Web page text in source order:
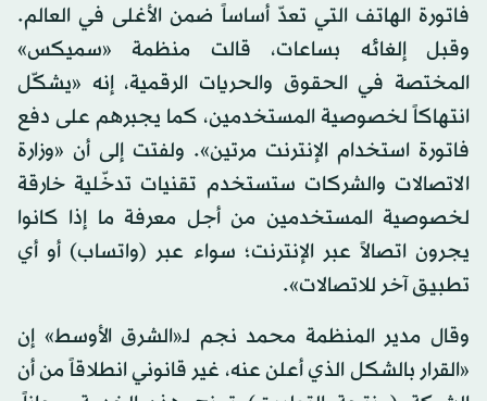
فاتورة الهاتف التي تعدّ أساساً ضمن الأغلى في العالم.
وقبل إلغائه بساعات، قالت منظمة «سميكس»
المختصة في الحقوق والحريات الرقمية، إنه «يشكّل
انتهاكاً لخصوصية المستخدمين، كما يجبرهم على دفع
فاتورة استخدام الإنترنت مرتين». ولفتت إلى أن «وزارة
الاتصالات والشركات ستستخدم تقنيات تدخّلية خارقة
لخصوصية المستخدمين من أجل معرفة ما إذا كانوا
يجرون اتصالاً عبر الإنترنت؛ سواء عبر (واتساب) أو أي
تطبيق آخر للاتصالات».
وقال مدير المنظمة محمد نجم لـ«الشرق الأوسط» إن
«القرار بالشكل الذي أعلن عنه، غير قانوني انطلاقاً من أن